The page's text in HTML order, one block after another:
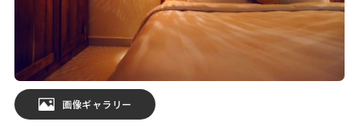
画像ギャラリー